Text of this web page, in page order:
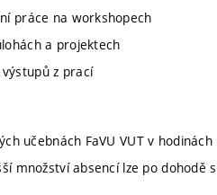
práce na workshopech
a projektech
z prací
učebnách FaVU VUT v
množství absencí lze po